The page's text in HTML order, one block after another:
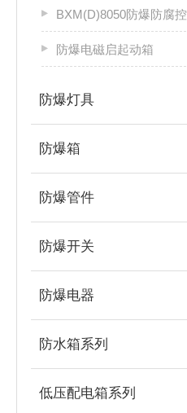
BXM(D)8050防爆防腐控制配电箱
防爆电磁启起动箱
防爆灯具
防爆箱
防爆管件
防爆开关
防爆电器
防水箱系列
低压配电箱系列